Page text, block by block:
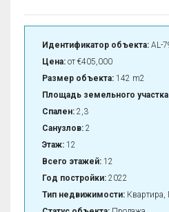
Идентификатор объекта: AL-
Цена: от€405,000
Размер объекта: 142 m2
Площадь земельного
Спален: 2,3
Санузлов: 2
Этаж: 12
Всего этажей: 12
Год постройки: 2022
Тип недвижимости: Квартира,